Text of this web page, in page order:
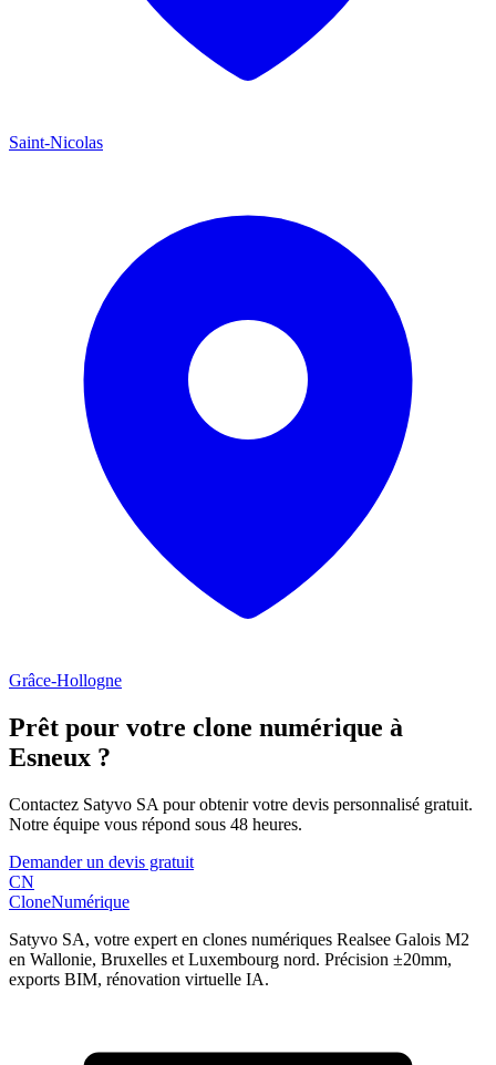
Saint-Nicolas
Grâce-Hollogne
Prêt pour votre clone numérique à
Esneux ?
Contactez Satyvo SA pour obtenir votre devis personnalisé gratuit.
Notre équipe vous répond sous 48 heures.
Demander un devis gratuit
CN
CloneNumérique
Satyvo SA, votre expert en clones numériques Realsee Galois M2
en Wallonie, Bruxelles et Luxembourg nord. Précision ±20mm,
exports BIM, rénovation virtuelle IA.